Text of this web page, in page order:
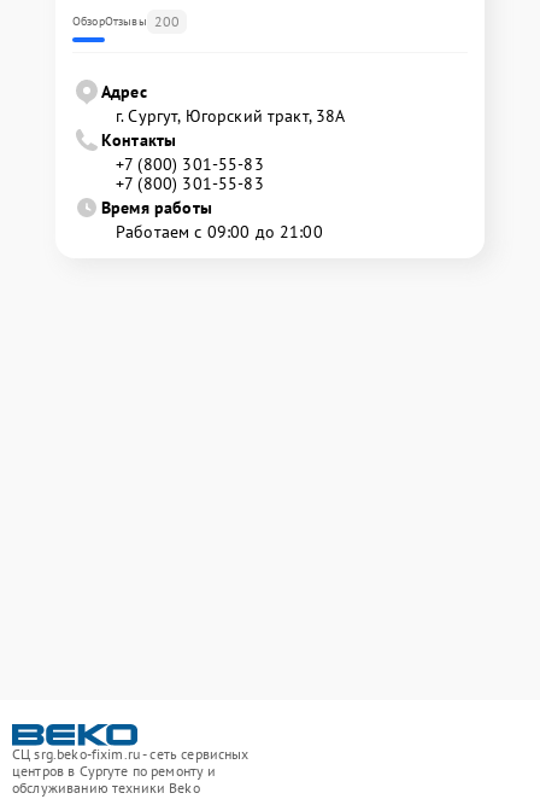
ОбзорОтзывы 200
Адрес
г. Сургут, Югорский тракт, 38А
Контакты
+7 (800) 301-55-83
+7 (800) 301-55-83
Время работы
Работаем с 09:00 до 21:00
СЦ srg.beko-fixim.ru - сеть сервисных
центров в Сургуте по ремонту и
обслуживанию техники Beko